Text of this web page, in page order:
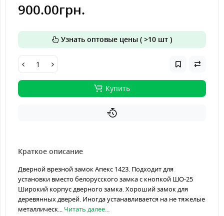
900.00грн.
Узнать оптовые цены ( >10 шт )
Купить
Краткое описание
Дверной врезной замок Апекс 1423. Подходит для
установки вместо белорусского замка с кнопкой ШО-25
Широкий корпус дверного замка. Хороший замок для
деревянных дверей. Иногда устанавливается на не тяжелые
металлическ... Читать далее...